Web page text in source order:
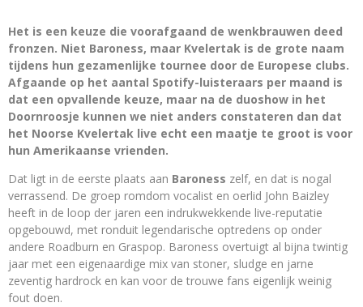
Het is een keuze die voorafgaand de wenkbrauwen deed
fronzen. Niet Baroness, maar Kvelertak is de grote naam
tijdens hun gezamenlijke tournee door de Europese clubs.
Afgaande op het aantal Spotify-luisteraars per maand is
dat een opvallende keuze, maar na de duoshow in het
Doornroosje kunnen we niet anders constateren dan dat
het Noorse Kvelertak live echt een maatje te groot is voor
hun Amerikaanse vrienden.
Dat ligt in de eerste plaats aan Baroness zelf, en dat is nogal
verrassend. De groep romdom vocalist en oerlid John Baizley
heeft in de loop der jaren een indrukwekkende live-reputatie
opgebouwd, met ronduit legendarische optredens op onder
andere Roadburn en Graspop. Baroness overtuigt al bijna twintig
jaar met een eigenaardige mix van stoner, sludge en jarne
zeventig hardrock en kan voor de trouwe fans eigenlijk weinig
fout doen.